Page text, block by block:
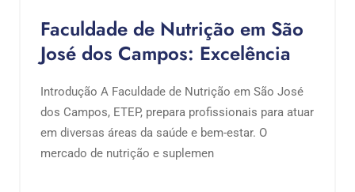
Faculdade de Nutrição em São
José dos Campos: Excelência
Introdução A Faculdade de Nutrição em São José
dos Campos, ETEP, prepara profissionais para atuar
em diversas áreas da saúde e bem-estar. O
mercado de nutrição e suplemen